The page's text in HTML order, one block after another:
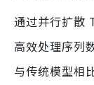
通过并行扩散
高效处理序列
与传统模型相